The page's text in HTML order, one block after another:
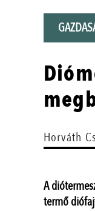
Horváth
A
termő